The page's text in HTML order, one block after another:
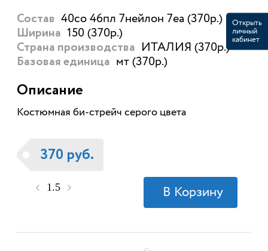
Состав 40со 46пл 7нейлон 7еа (370р.)
Ширина 150 (370р.)
Страна производства ИТАЛИЯ (370р.)
Базовая единица мт (370р.)
Описание
Костюмная би-стрейч серого цвета
370 руб.
Открыть
личный
кабинет